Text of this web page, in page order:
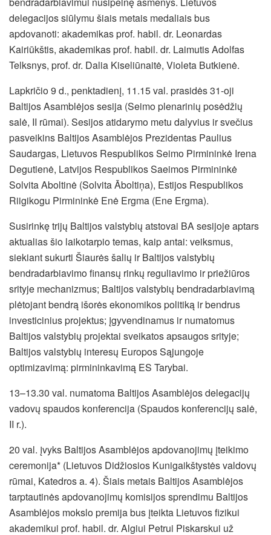
delegacijos siūlymu šiais metais medaliais bus
apdovanoti: akademikas prof. habil. dr. Leonardas
Kairiūkštis, akademikas prof. habil. dr. Laimutis Adolfas
Telksnys, prof. dr. Dalia Kiseliūnaitė, Violeta Butkienė.
Lapkričio 9 d., penktadienį, 11.15 val. prasidės 31-oji
Baltijos Asamblėjos sesija (Seimo plenarinių posėdžių
salė, II rūmai). Sesijos atidarymo metu dalyvius ir svečius
pasveikins Baltijos Asamblėjos Prezidentas Paulius
Saudargas, Lietuvos Respublikos Seimo Pirmininkė Irena
Degutienė, Latvijos Respublikos Saeimos Pirmininkė
Solvita Aboltinė (Solvita Āboltiņa), Estijos Respublikos
Riigikogu Pirmininkė Enė Ergma (Ene Ergma).
Susirinkę trijų Baltijos valstybių atstovai BA sesijoje aptars
aktualias šio laikotarpio temas, kaip antai: veiksmus,
siekiant sukurti Šiaurės šalių ir Baltijos valstybių
bendradarbiavimo finansų rinkų reguliavimo ir priežiūros
srityje mechanizmus; Baltijos valstybių bendradarbiavimą
plėtojant bendrą išorės ekonomikos politiką ir bendrus
investicinius projektus; įgyvendinamus ir numatomus
Baltijos valstybių projektai sveikatos apsaugos srityje;
Baltijos valstybių interesų Europos Sąjungoje
optimizavimą: pirmininkavimą ES Tarybai.
13–13.30 val. numatoma Baltijos Asamblėjos delegacijų
vadovų spaudos konferencija (Spaudos konferencijų salė,
II r.).
20 val. įvyks Baltijos Asamblėjos apdovanojimų įteikimo
ceremonija* (Lietuvos Didžiosios Kunigaikštystės valdovų
rūmai, Katedros a. 4). Šiais metais Baltijos Asamblėjos
tarptautinės apdovanojimų komisijos sprendimu Baltijos
Asamblėjos mokslo premija bus įteikta Lietuvos fizikui
akademikui prof. habil. dr. Algiui Petrui Piskarskui už